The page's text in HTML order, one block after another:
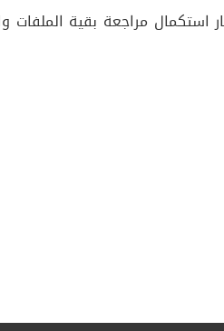
مراجعة بقية الملفات